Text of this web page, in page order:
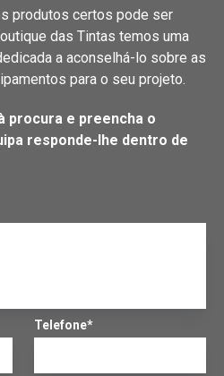
produtos certos pode ser
das Tintas temos uma
a aconselhá-lo sobre as
para o seu projeto.
procura e preencha o
responde-lhe dentro de
Telefone*